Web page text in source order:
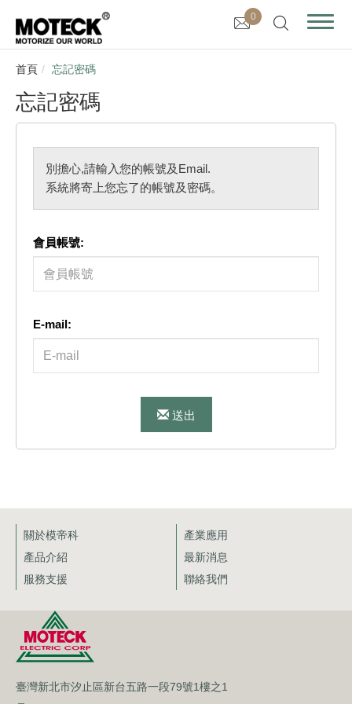
0
首頁 忘記密碼
忘記密碼
別擔心,請輸入您的帳號及Email.
系統將寄上您忘了的帳號及密碼。
會員帳號:
E-mail:
送出
關於模帝科
產業應用
產品介紹
最新消息
服務支援
聯絡我們
臺灣新北市汐止區新台五路一段79號1樓之1